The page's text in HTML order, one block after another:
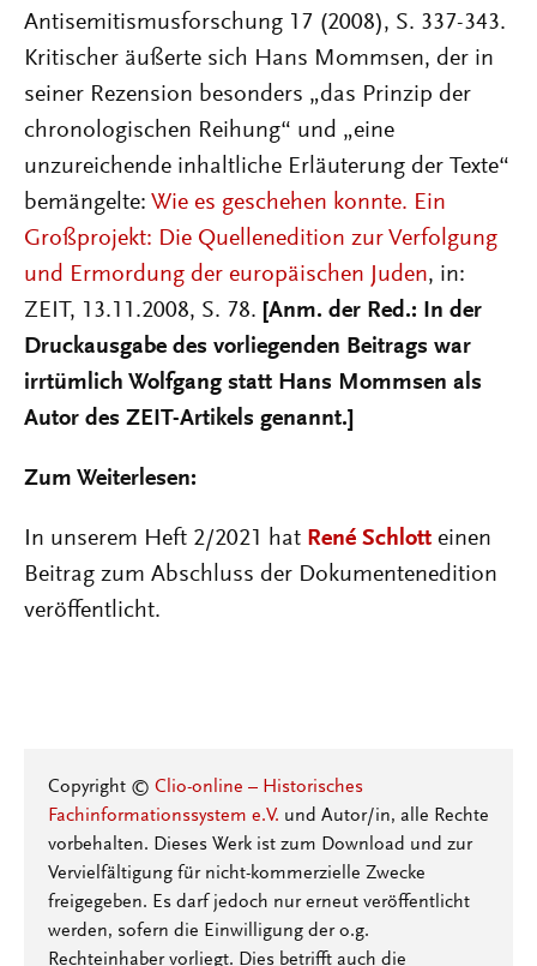
Antisemitismusforschung 17 (2008), S. 337-343.
Kritischer äußerte sich Hans Mommsen, der in
seiner Rezension besonders „das Prinzip der
chronologischen Reihung“ und „eine
unzureichende inhaltliche Erläuterung der Texte“
bemängelte: Wie es geschehen konnte. Ein
Großprojekt: Die Quellenedition zur Verfolgung
und Ermordung der europäischen Juden, in:
ZEIT, 13.11.2008, S. 78. [Anm. der Red.: In der
Druckausgabe des vorliegenden Beitrags war
irrtümlich Wolfgang statt Hans Mommsen als
Autor des ZEIT-Artikels genannt.]
Zum Weiterlesen:
In unserem Heft 2/2021 hat René Schlott einen
Beitrag zum Abschluss der Dokumentenedition
veröffentlicht.
Copyright © Clio-online – Historisches
Fachinformationssystem e.V. und Autor/in, alle Rechte
vorbehalten. Dieses Werk ist zum Download und zur
Vervielfältigung für nicht-kommerzielle Zwecke
freigegeben. Es darf jedoch nur erneut veröffentlicht
werden, sofern die Einwilligung der o.g.
Rechteinhaber vorliegt. Dies betrifft auch die